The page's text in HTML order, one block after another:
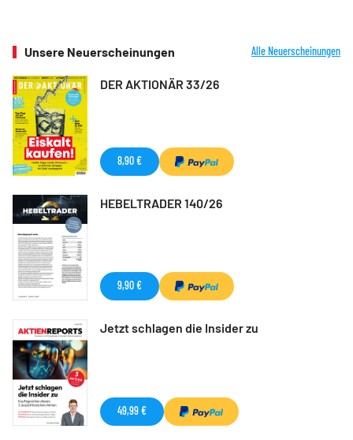
Unsere Neuerscheinungen Alle Neuerscheinungen
DER AKTIONÄR 33/26
8,90 €
HEBELTRADER 140/26
9,90 €
Jetzt schlagen die Insider zu
49,99 €